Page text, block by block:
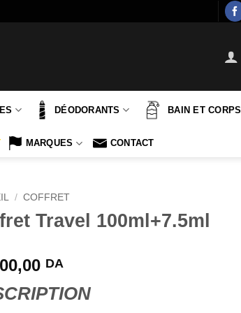
DÉODORANTS BAIN ET CORPS
MARQUES CONTACT
/ COFFRET
Travel 100ml+7.5ml
DA